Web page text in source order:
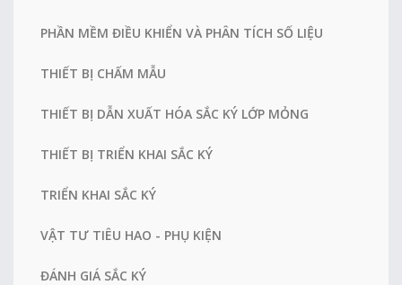
PHẦN MỀM ĐIỀU KHIỂN VÀ PHÂN TÍCH SỐ LIỆU
THIẾT BỊ CHẤM MẪU
THIẾT BỊ DẪN XUẤT HÓA SẮC KÝ LỚP MỎNG
THIẾT BỊ TRIỂN KHAI SẮC KÝ
TRIỂN KHAI SẮC KÝ
VẬT TƯ TIÊU HAO - PHỤ KIỆN
ĐÁNH GIÁ SẮC KÝ